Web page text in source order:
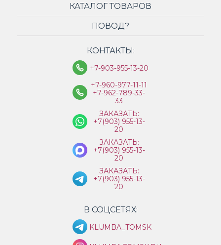
КАТАЛОГ ТОВАРОВ
ПОВОД?
КОНТАКТЫ:
+7-903-955-13-20
+7-960-977-11-11
+7-962-789-33-
33
ЗАКАЗАТЬ:
+7(903) 955-13-
20
ЗАКАЗАТЬ:
+7(903) 955-13-
20
ЗАКАЗАТЬ:
+7(903) 955-13-
20
В СОЦСЕТЯХ:
KLUMBA_TOMSK